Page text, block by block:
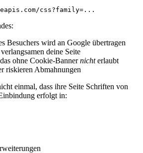
Besuchers wird an Google übertragen
deine Seite
ohne Cookie-Bannernichterlaubt
riskieren Abmahnungen
einmal, dass ihre Seite Schriften von
erfolgt in: